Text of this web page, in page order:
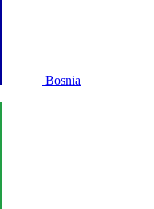
Bosnia